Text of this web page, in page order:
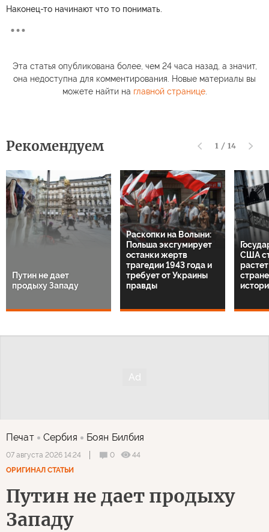
Наконец-то начинают что то понимать.
Эта статья опубликована более, чем 24 часа назад, а значит,
она недоступна для комментирования. Новые материалы вы
можете найти на главной странице.
Рекомендуем 1 / 14
Путин не дает
продыху Западу
Раскопки на Волыни:
Польша эксгумирует
останки жертв
трагедии 1943 года и
требует от Украины
правды
США
Печат Сербия Боян Билбия
07 августа 2026 14:24 0
44
ОРИГИНАЛ СТАТЬИ
Путин не дает продыху
Западу